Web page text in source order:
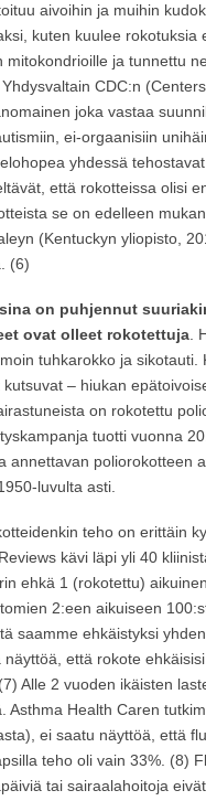
aivoihin ja muihin
kuten kuulee
mitokondrioille ja tunnettu
CDC:n
joka vastaa
ei-orgaanisiin
yhdessä
että rokotteissa olisi
se on edelleen
(Kentuckyn yliopisto,
(6)
on puhjennut
ovat olleet rokotettuja .
tuhkarokko ja sikotauti.
– hiukan
on rokotettu
tuotti vuonna
annettavan poliorokotteen
luvulta asti.
teho on erittäin
kävi läpi yli 40
ehkä 1 (rokotettu)
2:een aikuiseen
saamme ehkäistyksi
näyttöä, että rokote
Alle 2 vuoden ikäisten
Asthma Health Caren
ei saatu näyttöä, että
teho oli vain 33%. (8)
tai sairaalahoitoja